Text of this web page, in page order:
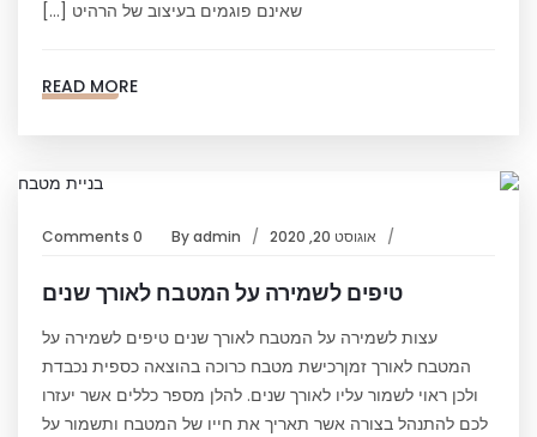
שאינם פוגמים בעיצוב של הרהיט […]
READ MORE
אוגוסט 20, 2020 Byadmin
0 Comments
טיפים לשמירה על המטבח לאורך שנים
עצות לשמירה על המטבח לאורך שנים טיפים לשמירה על
המטבח לאורך זמןרכישת מטבח כרוכה בהוצאה כספית נכבדת
ולכן ראוי לשמור עליו לאורך שנים. להלן מספר כללים אשר יעזרו
לכם להתנהל בצורה אשר תאריך את חייו של המטבח ותשמור על